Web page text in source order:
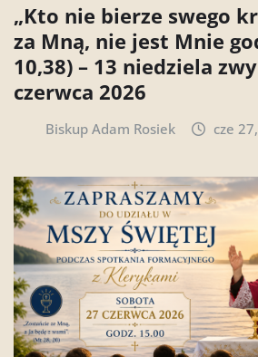
„Kto nie bierze swego
za Mną, nie jest Mnie
10,38) – 13 niedziela
czerwca 2026
Biskup Adam Rosiek cze